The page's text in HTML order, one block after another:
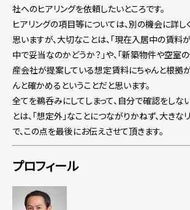
社へのヒアリングを依頼したいところです。
ヒアリングの項目等については、別の機会に詳し
思いますが、大切なことは、「現在入居中の賃料
中で妥当なのかどうか？」や、「新築物件や空室
産会社が提案している想定賃料にちゃんと根拠が
んと確かめるということだと思います。
全てを鵜呑みにしてしまって、自分で確認をしな
とは、「想定外」なことにつながりかねず、大き
で、この点を最後にお伝えさせて頂きます。
プロフィール